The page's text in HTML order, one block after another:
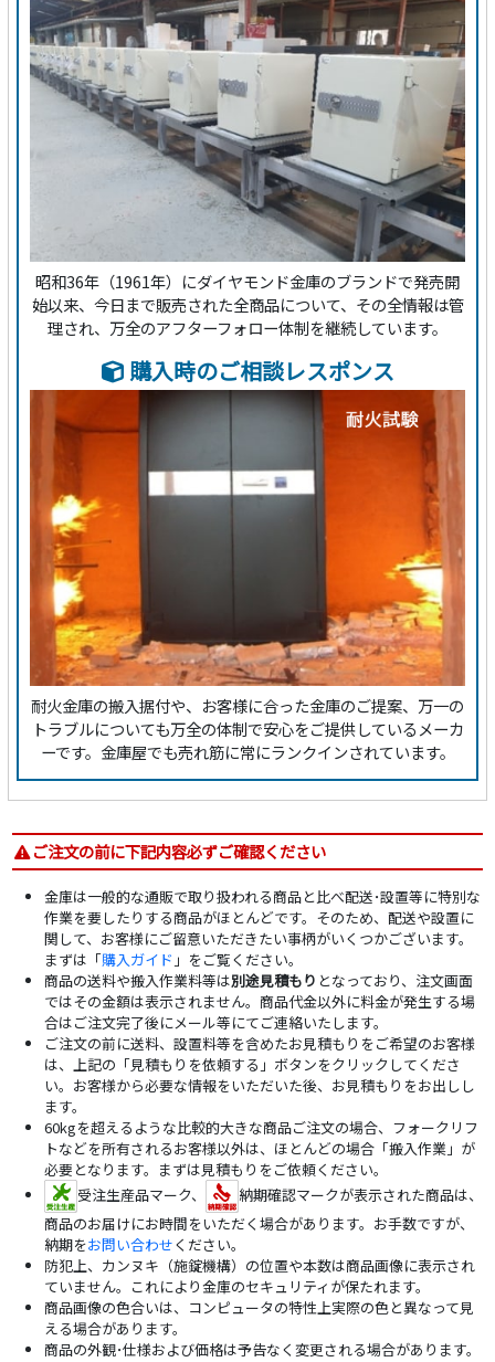
昭和36年（1961年）にダイヤモンド金庫のブランドで発売開
始以来、今日まで販売された全商品について、その全情報は管
理され、万全のアフターフォロー体制を継続しています。
購入時のご相談レスポンス
耐火金庫の搬入据付や、お客様に合った金庫のご提案、万一の
トラブルについても万全の体制で安心をご提供しているメーカ
ーです。金庫屋でも売れ筋に常にランクインされています。
ご注文の前に下記内容必ずご確認ください
金庫は一般的な通販で取り扱われる商品と比べ配送･設置等に特別な
作業を要したりする商品がほとんどです。そのため、配送や設置に
関して、お客様にご留意いただきたい事柄がいくつかございます。
まずは「購入ガイド 」をご覧ください。
商品の送料や搬入作業料等は別途見積もり となっており、注文画面
ではその金額は表示されません。商品代金以外に料金が発生する場
合はご注文完了後にメール等にてご連絡いたします。
ご注文の前に送料、設置料等を含めたお見積もりをご希望のお客様
は、上記の「見積もりを依頼する」ボタンをクリックしてくださ
い。お客様から必要な情報をいただいた後、お見積もりをお出しし
ます。
60kgを超えるような比較的大きな商品ご注文の場合、フォークリフ
トなどを所有されるお客様以外は、ほとんどの場合「搬入作業」が
必要となります。まずは見積もりをご依頼ください。
受注生産品マーク、
納期確認マークが表示された商品は、
商品のお届けにお時間をいただく場合があります。お手数ですが、
納期をお問い合わせください。
防犯上、カンヌキ（施錠機構）の位置や本数は商品画像に表示され
ていません。これにより金庫のセキュリティが保たれます。
商品画像の色合いは、コンピュータの特性上実際の色と異なって見
える場合があります。
商品の外観･仕様および価格は予告なく変更される場合があります。